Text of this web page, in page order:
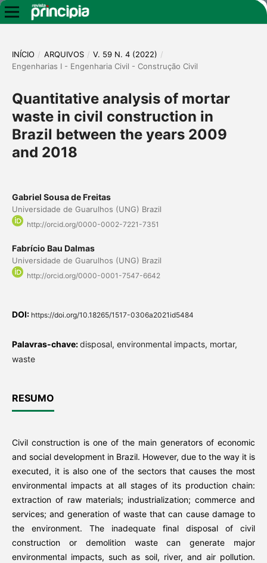
INÍCIO / ARQUIVOS / V. 59 N. 4 (2022) /
Engenharias I - Engenharia Civil - Construção Civil
Quantitative analysis of mortar
waste in civil construction in
Brazil between the years 2009
and 2018
Gabriel Sousa de Freitas
Universidade de Guarulhos (UNG) Brazil
http://orcid.org/0000-0002-7221-7351
Fabrício Bau Dalmas
Universidade de Guarulhos (UNG) Brazil
http://orcid.org/0000-0001-7547-6642
DOI: https://doi.org/10.18265/1517-0306a2021id5484
Palavras-chave:disposal, environmental impacts, mortar,
waste
RESUMO
Civil construction is one of the main generators of economic
and social development in Brazil. However, due to the way it is
executed, it is also one of the sectors that causes the most
environmental impacts at all stages of its production chain:
extraction of raw materials; industrialization; commerce and
services; and generation of waste that can cause damage to
the environment. The inadequate final disposal of civil
construction or demolition waste can generate major
environmental impacts, such as soil, river, and air pollution.